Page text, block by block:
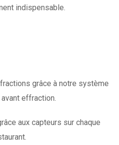
indispensable.
grâce à notre système
effraction.
aux capteurs sur chaque